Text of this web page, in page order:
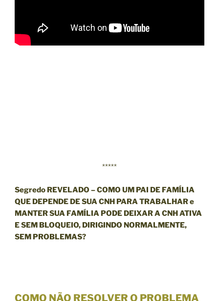
*****
Segredo REVELADO –COMO UM PAI DE FAMÍLIA
QUE DEPENDE DE SUA CNH PARA TRABALHARe
MANTER SUA FAMÍLIA PODE DEIXAR A CNH ATIVA
E SEM BLOQUEIO, DIRIGINDO NORMALMENTE,
SEM PROBLEMAS?
COMO NÃO RESOLVER O PROBLEMA